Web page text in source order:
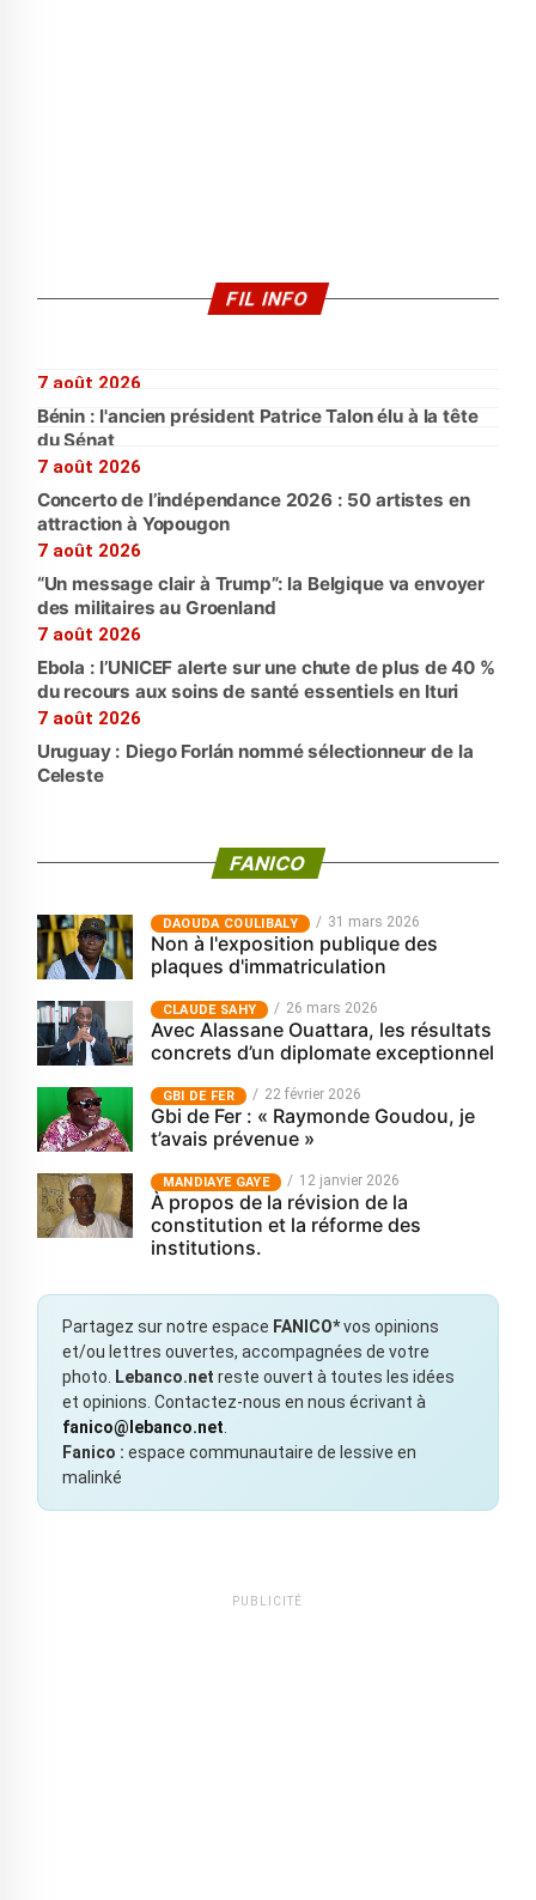
FIL INFO
7 août 2026
Bénin : l'ancien président Patrice Talon élu à la tête
du Sénat
7 août 2026
Concerto de l’indépendance 2026 : 50 artistes en
attraction à Yopougon
7 août 2026
“Un message clair à Trump”: la Belgique va envoyer
des militaires au Groenland
7 août 2026
Ebola : l’UNICEF alerte sur une chute de plus de 40 %
du recours aux soins de santé essentiels en Ituri
7 août 2026
Uruguay : Diego Forlán nommé sélectionneur de la
Celeste
FANICO
‎DAOUDA COULIBALY 31 mars 2026
Non à l'exposition publique des
plaques d'immatriculation
CLAUDE SAHY 26 mars 2026
Avec Alassane Ouattara, les résultats
concrets d’un diplomate exceptionnel
GBI DE FER 22 février 2026
Gbi de Fer : « Raymonde Goudou, je
t’avais prévenue »
MANDIAYE GAYE 12 janvier 2026
À propos de la révision de la
constitution et la réforme des
institutions.
Partagez sur notre espace FANICO*vos opinions
et/ou lettres ouvertes, accompagnées de votre
photo. Lebanco.net reste ouvert à toutes les idées
et opinions. Contactez-nous en nous écrivant à
fanico@lebanco.net.
Fanico : espace communautaire de lessive en
malinké
PUBLICITÉ